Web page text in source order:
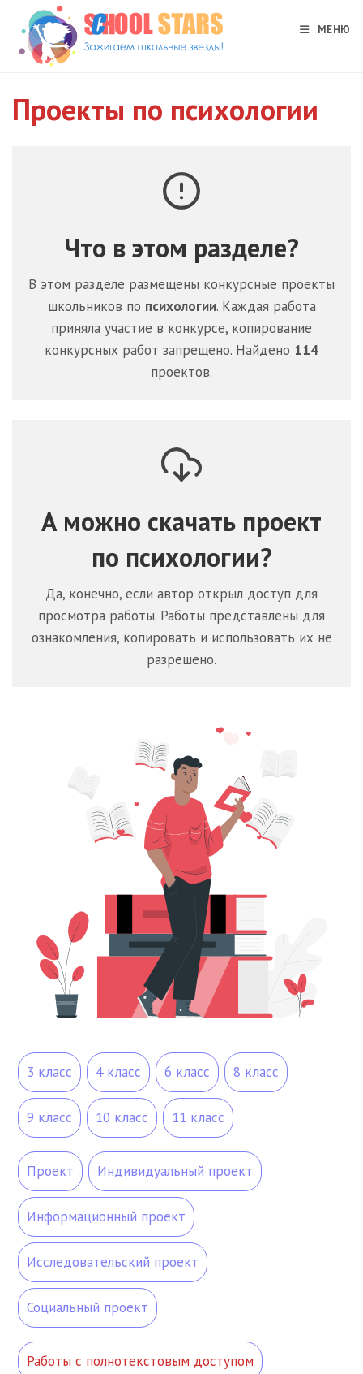
Перейти
содержимому
МЕНЮ
Проекты по психологии
Что в этом разделе?
В этом разделе размещены конкурсные проекты
школьников по психологии. Каждая работа
приняла участие в конкурсе, копирование
конкурсных работ запрещено. Найдено 114
проектов.
А можно скачать проект
по психологии?
Да, конечно, если автор открыл доступ для
просмотра работы. Работы представлены для
ознакомления, копировать и использовать их не
разрешено.
3 класс 4 класс 6 класс 8 класс
9 класс 10 класс 11 класс
Проект Индивидуальный проект
Информационный проект
Исследовательский проект
Социальный проект
Работы с полнотекстовым доступом